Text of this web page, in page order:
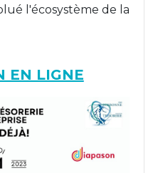
l'écosystème de la
EN LIGNE